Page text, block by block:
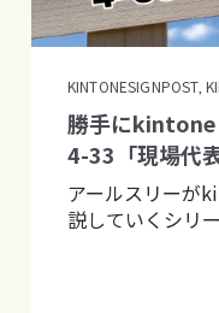
KINTONESIGNPOST
勝手にkintone
4-33「現場代表
アールスリーが
説していくシリ